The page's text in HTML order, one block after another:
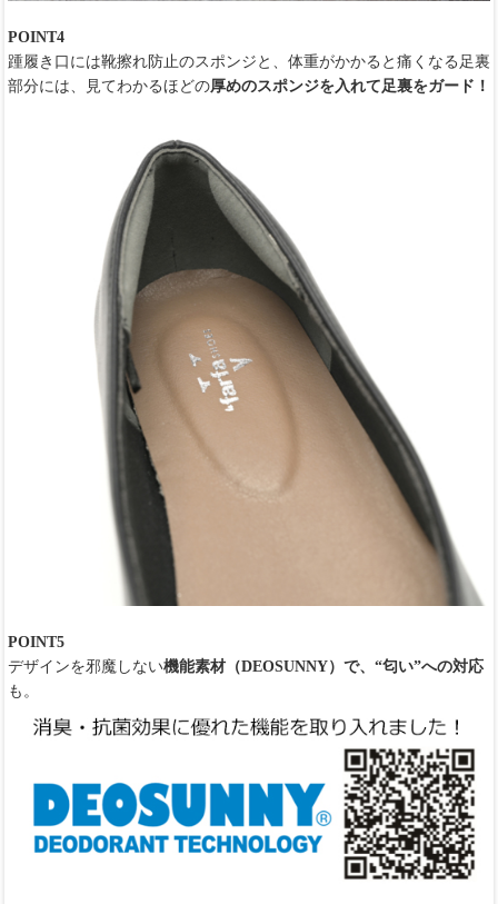
POINT4
踵履き口には靴擦れ防止のスポンジと、体重がかかると痛くなる足裏
部分には、見てわかるほどの厚めのスポンジを入れて足裏をガード！
POINT5
デザインを邪魔しない機能素材（DEOSUNNY）で、“匂い”への対応
も。